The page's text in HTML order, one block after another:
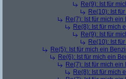
Re(9): Ist für
Re(10): Ist
Re(7): Ist für mich
Re(8): Ist für mich
Re(9): Ist für
Re(10): Ist
Re(5): Ist für mich ein
Re(6): Ist für mich ein
Re(7): Ist für mich
Re(8): Ist für mich